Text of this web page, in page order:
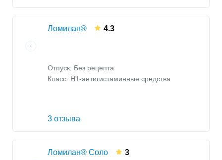
Ломилан® 4.3
Отпуск: Без рецепта
Класс: H1-антигистаминные средства
3 отзыва
Ломилан® Соло 3